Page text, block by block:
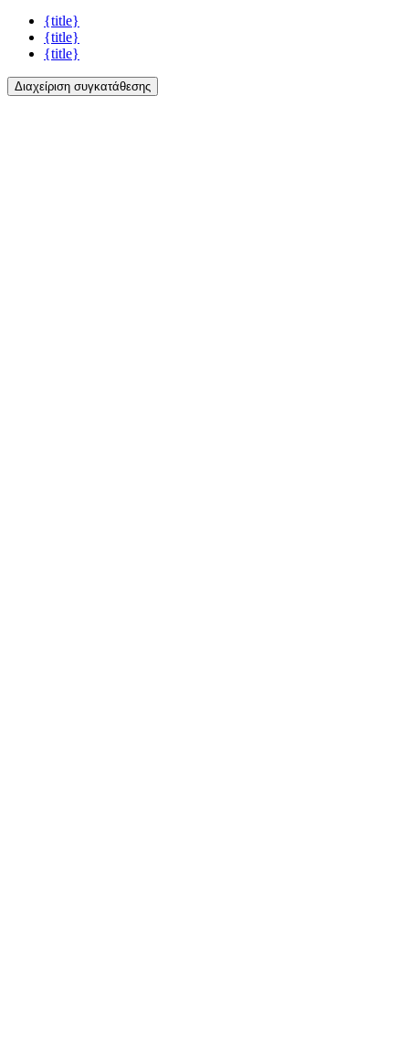
{title}
{title}
{title}
Διαχείριση συγκατάθεσης